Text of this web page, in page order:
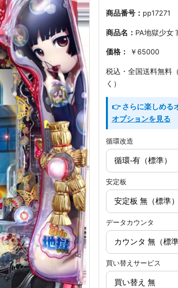
商品番号： pp17271
商品名： PA地獄少女
価格： ￥65000
税込・全国送料無料
く）
👉 さらに楽しめる
オプションを見る
循環改造
安定板
データカウンタ
買い替えサービス